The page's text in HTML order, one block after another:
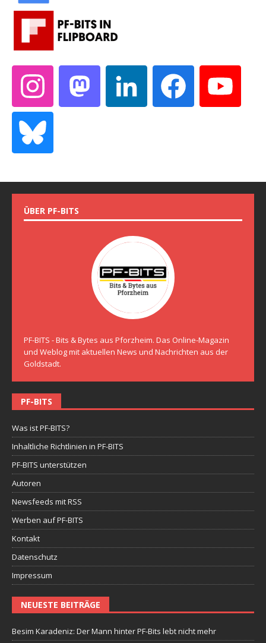
ÜBER PF-BITS
PF-BITS - Bits & Bytes aus Pforzheim. Das Online-Magazin
und Weblog mit aktuellen News und Nachrichten aus der
Goldstadt.
PF-BITS
Was ist PF-BITS?
Inhaltliche Richtlinien in PF-BITS
PF-BITS unterstützen
Autoren
Newsfeeds mit RSS
Werben auf PF-BITS
Kontakt
Datenschutz
Impressum
NEUESTE BEITRÄGE
Besim Karadeniz: Der Mann hinter PF-Bits lebt nicht mehr